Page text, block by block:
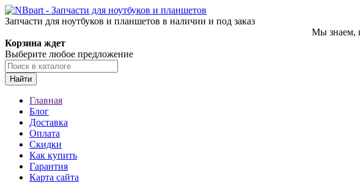
Запчасти для ноутбуков и планшетов в наличии и под заказ
Мы знаем,
Корзина ждет
Выберите любое предложение
Найти
Главная
Блог
Доставка
Оплата
Скидки
Как купить
Гарантия
Карта сайта